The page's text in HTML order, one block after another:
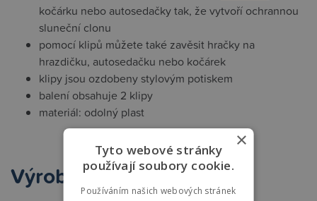
kočárku nebo autosedačky tak, že vytvoří ochrannou
sluneční clonu
pomocí klipů můžete také zavěsit hračky na
hrazdičku, autosedačku nebo kočárek
klipy jsou ozdobeny stylovým potiskem
balení obsahuje 2 klipy
materiál: odolný plast
Výrobce Lodger
×
Tyto webové stránky
používají soubory cookie.
Používáním našich webových stránek